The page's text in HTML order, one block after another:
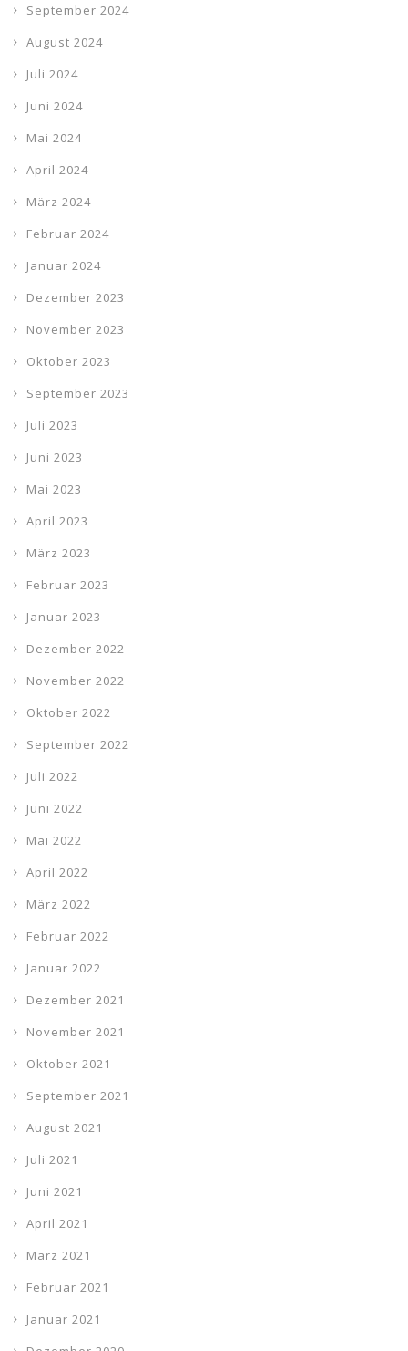
September 2024
August 2024
Juli 2024
Juni 2024
Mai 2024
April 2024
März 2024
Februar 2024
Januar 2024
Dezember 2023
November 2023
Oktober 2023
September 2023
Juli 2023
Juni 2023
Mai 2023
April 2023
März 2023
Februar 2023
Januar 2023
Dezember 2022
November 2022
Oktober 2022
September 2022
Juli 2022
Juni 2022
Mai 2022
April 2022
März 2022
Februar 2022
Januar 2022
Dezember 2021
November 2021
Oktober 2021
September 2021
August 2021
Juli 2021
Juni 2021
April 2021
März 2021
Februar 2021
Januar 2021